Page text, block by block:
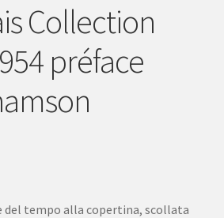
Collection
préface
del tempo alla copertina, scollata